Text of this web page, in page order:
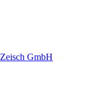
Zeisch GmbH